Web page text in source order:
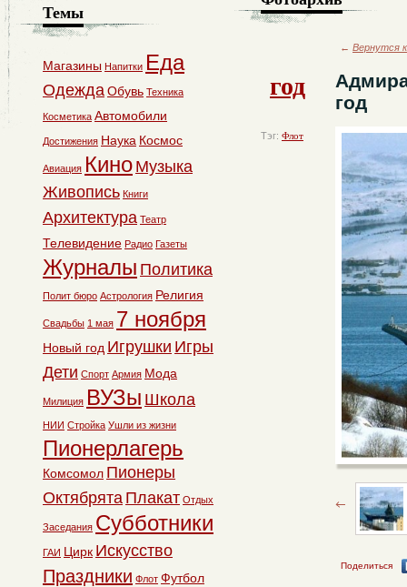
год
Тэг: Флот
← Вернутся
год
Поделиться
Темы
Магазины Напитки Еда
ОдеждаОбувь Техника
Косметика Автомобили
Достижения Наука Космос
Авиация Кино Музыка
Живопись Книги
Архитектура Театр
Телевидение Радио Газеты
Журналы Политика
Полит бюро Астрология Религия
Свадьбы 1 мая 7 ноября
Новый год Игрушки Игры
Дети Спорт Армия Мода
Милиция ВУЗы Школа
НИИ Стройка Ушли из жизни
Пионерлагерь
Комсомол Пионеры
Октябрята Плакат Отдых
Заседания Субботники
ГАИ Цирк Искусство
Праздники Флот Футбол